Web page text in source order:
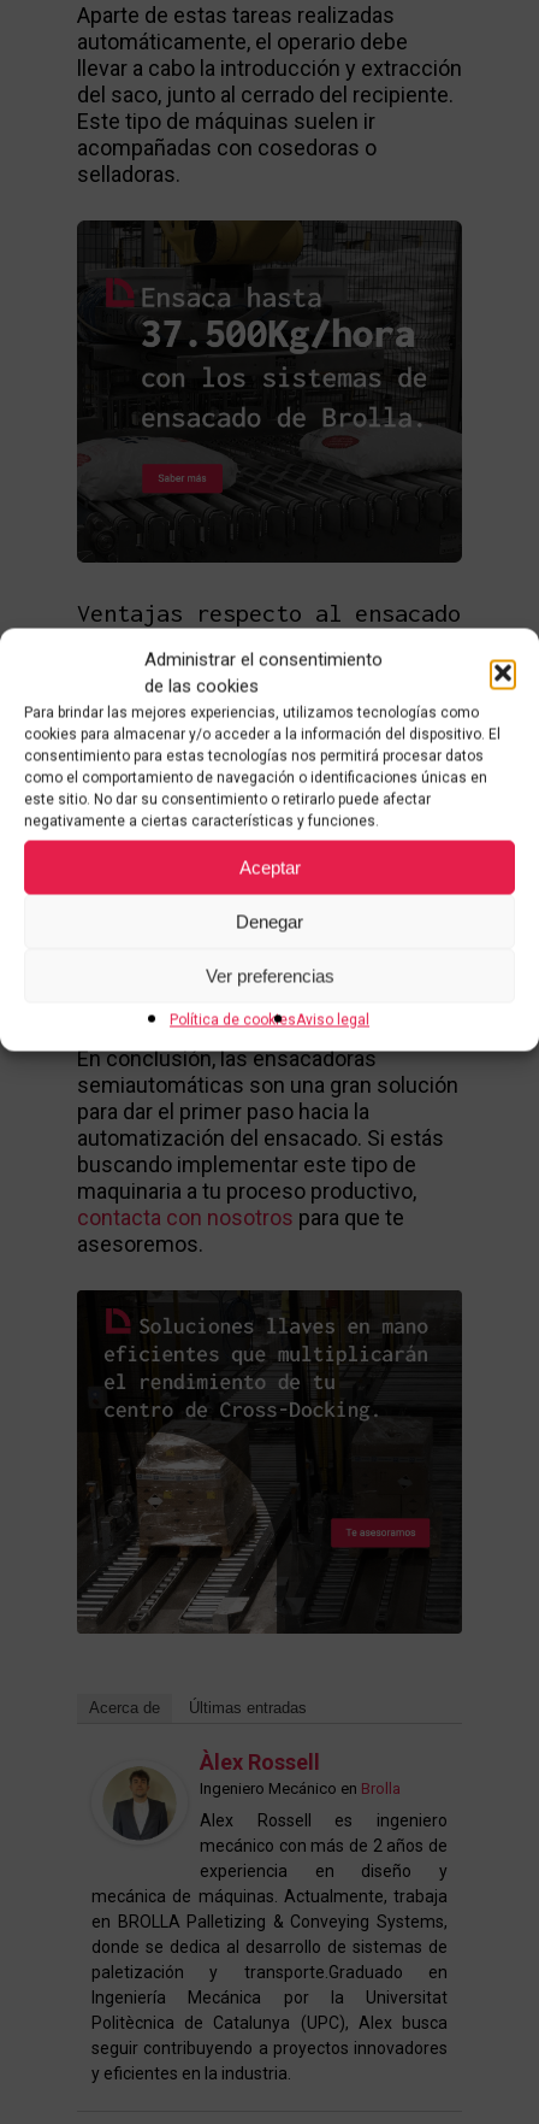
Administrar el consentimiento
de las cookies
Para brindar las mejores experiencias, utilizamos tecnologías como
cookies para almacenar y/o acceder a la información del dispositivo. El
consentimiento para estas tecnologías nos permitirá procesar datos
como el comportamiento de navegación o identificaciones únicas en
este sitio. No dar su consentimiento o retirarlo puede afectar
negativamente a ciertas características y funciones.
Aceptar
Denegar
Ver preferencias
Política de cookiesAviso legal
Aparte de estas tareas realizadas
automáticamente, el operario debe
llevar a cabo la introducción y extracción
del saco, junto al cerrado del recipiente.
Este tipo de máquinas suelen ir
acompañadas con cosedoras o
selladoras.
Ventajas respecto al ensacado
Los sistemas de ensacado
semiautomáticos son una buena
solución para producciones bajas.
Representan una gran ventaja respecto
a otras soluciones de ensacado cuando
hay muchos cambios de formato o de
producto.
Este tipo de ensacadoras representan
una buena forma de iniciarse en la
requiere una inversión menor que los
En conclusión, las ensacadoras
semiautomáticas son una gran solución
para dar el primer paso hacia la
automatización del ensacado. Si estás
buscando implementar este tipo de
maquinaria a tu proceso productivo,
contacta con nosotros para que te
asesoremos.
Acerca de Últimas entradas
Àlex Rossell
Ingeniero Mecánico en Brolla
Alex Rossell es ingeniero
mecánico con más de 2 años de
experiencia en diseño y
mecánica de máquinas. Actualmente, trabaja
en BROLLA Palletizing & Conveying Systems,
donde se dedica al desarrollo de sistemas de
paletización y transporte.Graduado en
Ingeniería Mecánica por la Universitat
Politècnica de Catalunya (UPC), Alex busca
seguir contribuyendo a proyectos innovadores
y eficientes en la industria.